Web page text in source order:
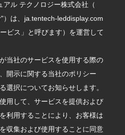
ル テクノロジー株式会社（
）は、ja.tentech-leddisplay.com
ビス」と呼びます）を運営して
当社のサービスを使用する際の
開示に関する当社のポリシー
選択についてお知らせします。
用して、サービスを提供および
利用することにより、お客様は
収集および使用することに同意